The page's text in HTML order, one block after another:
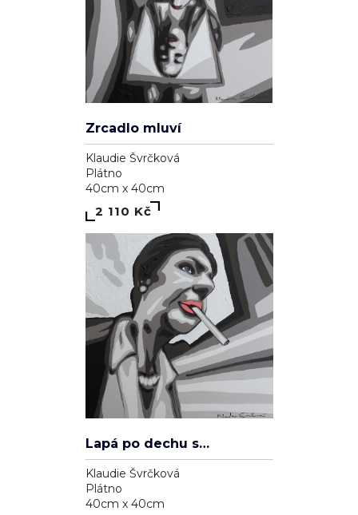
Zrcadlo mluví
Klaudie Švrčková
Plátno
40cm x 40cm
2 110 Kč
Klaudie Švrčková
Plátno
40cm x 40cm